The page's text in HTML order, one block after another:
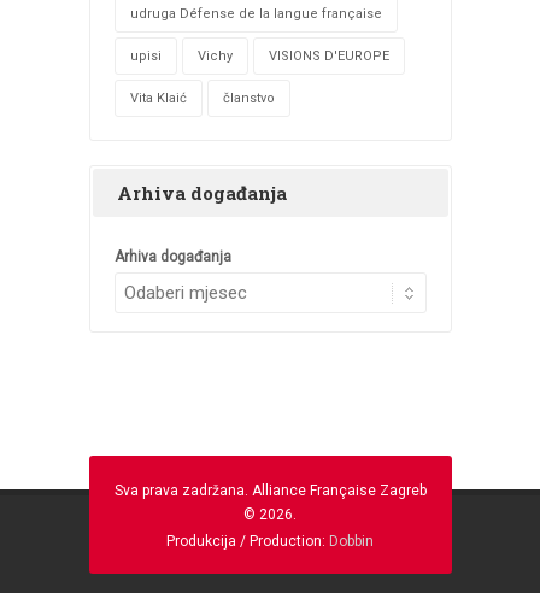
udruga Défense de la langue française
upisi Vichy VISIONS D'EUROPE
Vita Klaić članstvo
Arhiva događanja
Arhiva događanja
Sva prava zadržana. Alliance Française Zagreb
© 2026.
Produkcija / Production: Dobbin